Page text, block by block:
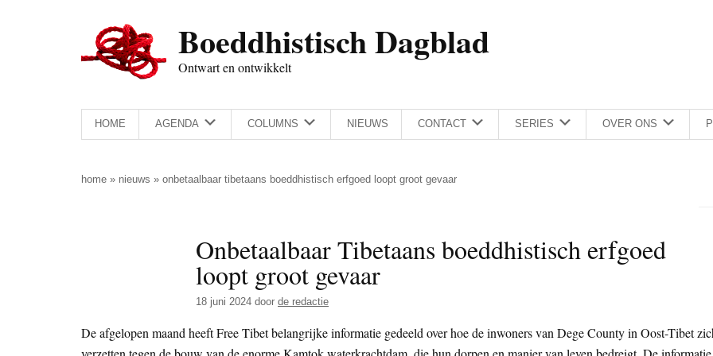
Boeddhistisch Dagblad
Ontwart en ontwikkelt
HOME AGENDA COLUMNS NIEUWS CONTACT SERIES OVER ONS
home » nieuws » onbetaalbaar tibetaans boeddhistisch erfgoed loopt groot gevaar
Onbetaalbaar Tibetaans boeddhistisch erfgoed
loopt groot gevaar
18 juni 2024 door de redactie
De afgelopen maand heeft Free Tibet belangrijke informatie gedeeld over hoe de inwoners van Dege County in Oost-Tibet